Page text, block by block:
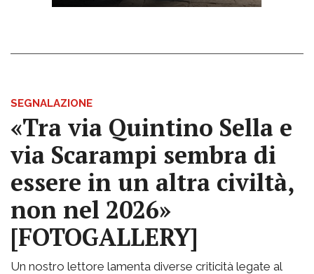
SEGNALAZIONE
«Tra via Quintino Sella e
via Scarampi sembra di
essere in un altra civiltà,
non nel 2026»
[FOTOGALLERY]
Un nostro lettore lamenta diverse criticità legate al